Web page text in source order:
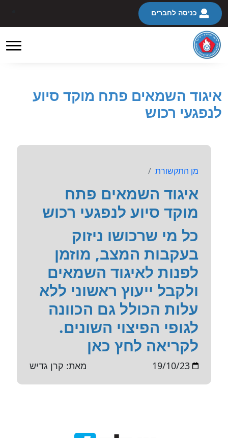
כניסה לחברים
איגוד השמאים פתח מוקד סיוע
לנפגעי רכוש
מן התקשורת
איגוד השמאים פתח
מוקד סיוע לנפגעי רכוש
כל מי שרכושו ניזוק
בעקבות המצב, מוזמן
לפנות לאיגוד השמאים
ולקבל ייעוץ ראשוני ללא
עלות הכולל גם הכוונה
לגופי הפיצוי השונים.
לקריאה לחץ כאן
19/10/23 מאת: קרן גדיש